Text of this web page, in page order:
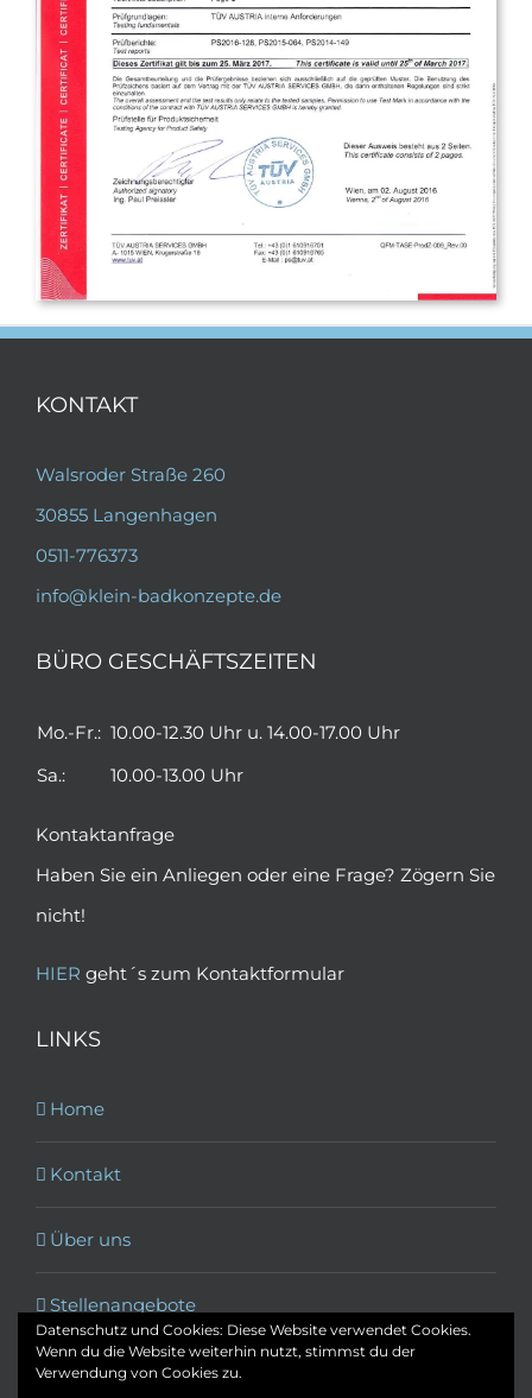
KONTAKT
Walsroder Straße 260
30855 Langenhagen
0511-776373
info@klein-badkonzepte.de
BÜRO GESCHÄFTSZEITEN
Mo.-Fr.: 10.00-12.30 Uhr u. 14.00-17.00 Uhr
Sa.:
10.00-13.00 Uhr
Kontaktanfrage
Haben Sie ein Anliegen oder eine Frage? Zögern Sie
nicht!
HIER geht´s zum Kontaktformular
LINKS
Home
Kontakt
Über uns
Stellenangebote
Datenschutz und Cookies: Diese Website verwendet Cookies.
Wenn du die Website weiterhin nutzt, stimmst du der
Verwendung von Cookies zu.